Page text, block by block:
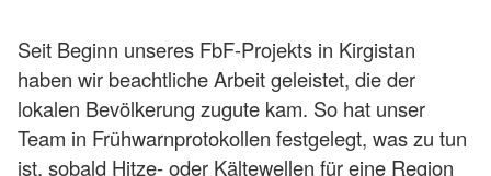
Seit Beginn unseres FbF-Projekts in Kirgistan
haben wir beachtliche Arbeit geleistet, die der
lokalen Bevölkerung zugute kam. So hat unser
Team in Frühwarnprotokollen festgelegt, was zu tun
ist, sobald Hitze- oder Kältewellen für eine Region